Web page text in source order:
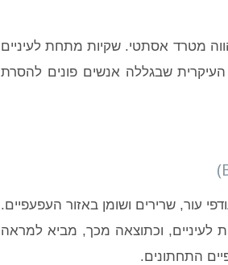
מטרד אסתטי. שקיות מתחת לעיניים
העיקרית שבגללה אנשים פונים להסרת
עור, שרירים ושומן באזור העפעפיים.
לעיניים, וכתוצאה מכך, מביא למראה
התחתונים.